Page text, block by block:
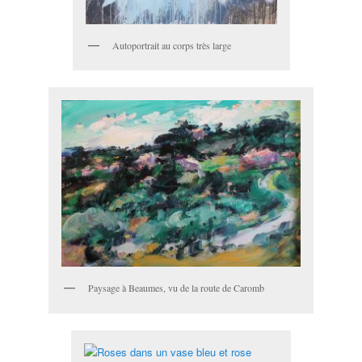
Autoportrait au corps très large
Paysage à Beaumes, vu de la route de Caromb